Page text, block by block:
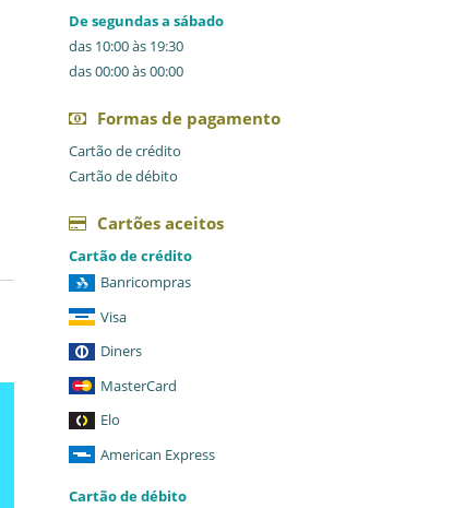
De segundas a sábado
das 10:00 às 19:30
das 00:00 às 00:00
Formas de pagamento
Cartão de crédito
Cartão de débito
Cartões aceitos
Cartão de crédito
Banricompras
Visa
Diners
MasterCard
Elo
American Express
Cartão de débito